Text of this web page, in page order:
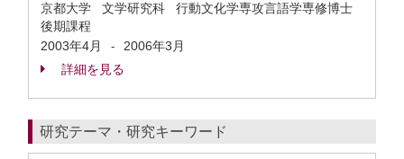
京都大学 文学研究科 行動文化学専攻言語学専修博士
後期課程
2003年4月
-
2006年3月
詳細を見る
研究テーマ・研究キーワード